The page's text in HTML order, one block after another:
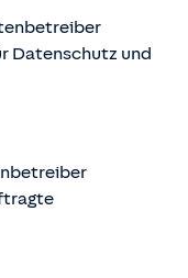
Datenschutz und